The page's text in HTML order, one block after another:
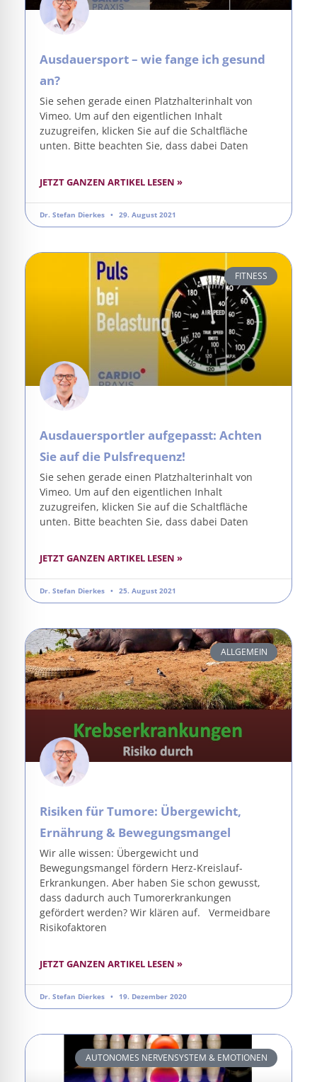
Ausdauersport – wie fange ich gesund
an?
Sie sehen gerade einen Platzhalterinhalt von
Vimeo. Um auf den eigentlichen Inhalt
zuzugreifen, klicken Sie auf die Schaltfläche
unten. Bitte beachten Sie, dass dabei Daten
JETZT GANZEN ARTIKEL LESEN »
Dr. Stefan Dierkes 29. August 2021
FITNESS
Ausdauersportler aufgepasst: Achten
Sie auf die Pulsfrequenz!
Sie sehen gerade einen Platzhalterinhalt von
Vimeo. Um auf den eigentlichen Inhalt
zuzugreifen, klicken Sie auf die Schaltfläche
unten. Bitte beachten Sie, dass dabei Daten
JETZT GANZEN ARTIKEL LESEN »
Dr. Stefan Dierkes 25. August 2021
ALLGEMEIN
Risiken für Tumore: Übergewicht,
Ernährung & Bewegungsmangel
Wir alle wissen: Übergewicht und
Bewegungsmangel fördern Herz-Kreislauf-
Erkrankungen. Aber haben Sie schon gewusst,
dass dadurch auch Tumorerkrankungen
gefördert werden? Wir klären auf. Vermeidbare
Risikofaktoren
JETZT GANZEN ARTIKEL LESEN »
Dr. Stefan Dierkes 19. Dezember 2020
AUTONOMES NERVENSYSTEM & EMOTIONEN